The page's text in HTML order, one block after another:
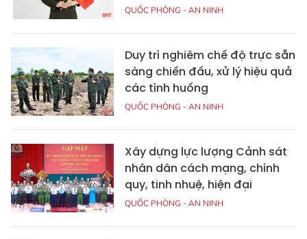
QUỐC PHÒNG - AN NINH
Duy trì nghiêm chế độ trực sẵn
sàng chiến đấu, xử lý hiệu quả
các tình huống
QUỐC PHÒNG - AN NINH
Xây dựng lực lượng Cảnh sát
nhân dân cách mạng, chính
quy, tinh nhuệ, hiện đại
QUỐC PHÒNG - AN NINH